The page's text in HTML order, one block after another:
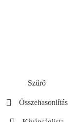
Szűrő
Összehasonlítás